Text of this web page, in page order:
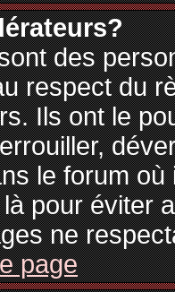
des
respect du
Ils ont le
le forum
pour éviter
ne
page